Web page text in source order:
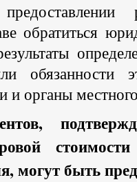
обратиться
и органы
могут быть